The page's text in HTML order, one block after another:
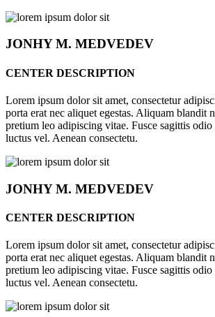
JONHYM. MEDVEDEV
CENTER DESCRIPTION
Lorem ipsum dolor sit amet, consectetur
porta erat nec aliquet egestas. Aliquam blandit
pretium leo adipiscing vitae. Fusce sagittis odio
luctus vel. Aenean consectetu.
JONHYM. MEDVEDEV
CENTER DESCRIPTION
Lorem ipsum dolor sit amet, consectetur
porta erat nec aliquet egestas. Aliquam blandit
pretium leo adipiscing vitae. Fusce sagittis odio
luctus vel. Aenean consectetu.